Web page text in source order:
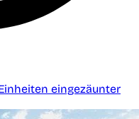
eingezäunter